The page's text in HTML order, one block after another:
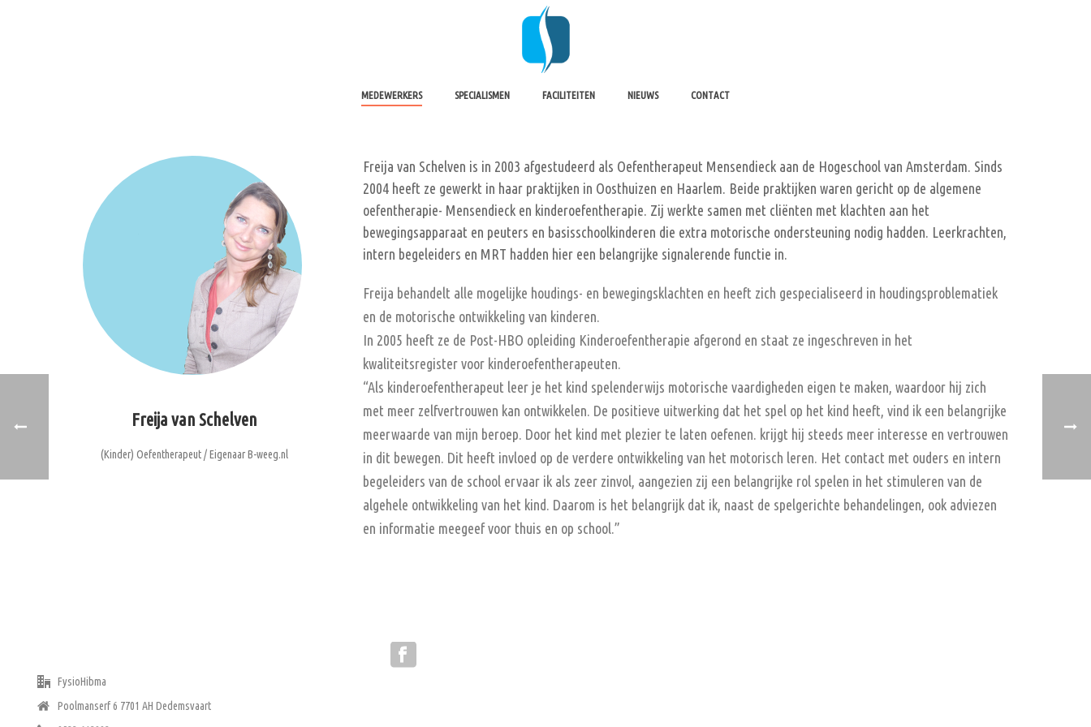
MEDEWERKERS SPECIALISMEN FACILITEITEN NIEUWS CONTACT
Freija van Schelven
(Kinder) Oefentherapeut / Eigenaar B-weeg.nl
Freija van Schelven is in 2003 afgestudeerd als Oefentherapeut Mensendieck aan de Hogeschool van Amsterdam. Sinds
2004 heeft ze gewerkt in haar praktijken in Oosthuizen en Haarlem. Beide praktijken waren gericht op de algemene
oefentherapie- Mensendieck en kinderoefentherapie. Zij werkte samen met cliënten met klachten aan het
bewegingsapparaat en peuters en basisschoolkinderen die extra motorische ondersteuning nodig hadden. Leerkrachten,
intern begeleiders en MRT hadden hier een belangrijke signalerende functie in.
Freija behandelt alle mogelijke houdings- en bewegingsklachten en heeft zich gespecialiseerd in houdingsproblematiek
en de motorische ontwikkeling van kinderen.
In 2005 heeft ze de Post-HBO opleiding Kinderoefentherapie afgerond en staat ze ingeschreven in het
kwaliteitsregister voor kinderoefentherapeuten.
“Als kinderoefentherapeut leer je het kind spelenderwijs motorische vaardigheden eigen te maken, waardoor hij zich
met meer zelfvertrouwen kan ontwikkelen. De positieve uitwerking dat het spel op het kind heeft, vind ik een belangrijke
meerwaarde van mijn beroep. Door het kind met plezier te laten oefenen. krijgt hij steeds meer interesse en vertrouwen
in dit bewegen. Dit heeft invloed op de verdere ontwikkeling van het motorisch leren. Het contact met ouders en intern
begeleiders van de school ervaar ik als zeer zinvol, aangezien zij een belangrijke rol spelen in het stimuleren van de
algehele ontwikkeling van het kind. Daarom is het belangrijk dat ik, naast de spelgerichte behandelingen, ook adviezen
en informatie meegeef voor thuis en op school.”
FysioHibma
Poolmanserf 6 7701 AH Dedemsvaart